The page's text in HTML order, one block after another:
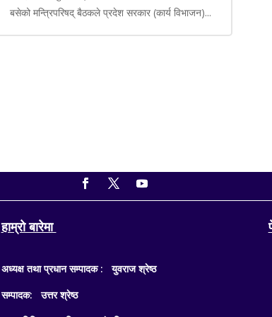
बसेको मन्त्रिपरिषद् बैठकले प्रदेश सरकार (कार्य विभाजन)...
हाम्रो बारेमा
अध्यक्ष तथा प्रधान सम्पादक : युवराज श्रेष्ठ
सम्पादक: उत्तर श्रेष्ठ